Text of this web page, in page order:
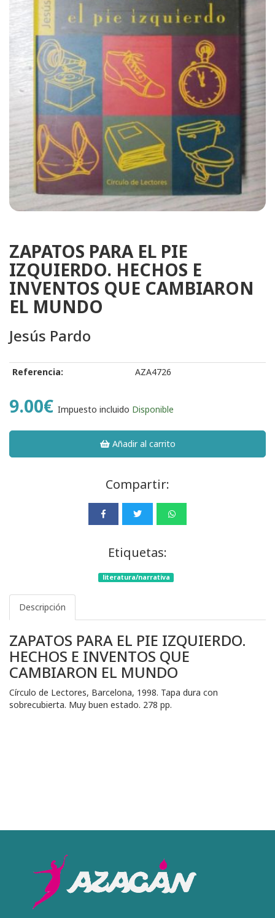
ZAPATOS PARA EL PIE
IZQUIERDO. HECHOS E
INVENTOS QUE CAMBIARON
EL MUNDO
Jesús Pardo
Referencia: AZA4726
9.00€ Impuesto incluido Disponible
Añadir al carrito
Compartir:
Etiquetas:
literatura/narrativa
Descripción
ZAPATOS PARA EL PIE IZQUIERDO.
HECHOS E INVENTOS QUE
CAMBIARON EL MUNDO
Círculo de Lectores, Barcelona, 1998. Tapa dura con
sobrecubierta. Muy buen estado. 278 pp.